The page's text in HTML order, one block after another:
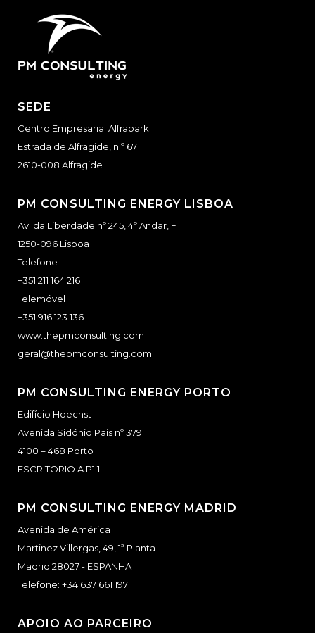
SEDE
Centro Empresarial Alfrapark
Estrada de Alfragide, n.º 67
2610-008 Alfragide
PM CONSULTING ENERGY LISBOA
Av. da Liberdade nº 245, 4º Andar, F
1250-096 Lisboa
Telefone
+351 211 164 216
Telemóvel
+351 916 123 136
www.thepmconsulting.com
geral@thepmconsulting.com
PM CONSULTING ENERGY PORTO
Edifício Hoechst
Avenida Sidónio Pais nº 379
4100 – 468 Porto
ESCRITORIO A.P1.1
PM CONSULTING ENERGY MADRID
Avenida de América
Martinez Villergas, 49, 1ª Planta
Madrid 28027 - ESPANHA
Telefone: +34 637 661 197
APOIO AO PARCEIRO